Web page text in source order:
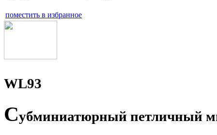
поместить в избранное
WL93
Субминиатюрный петличный